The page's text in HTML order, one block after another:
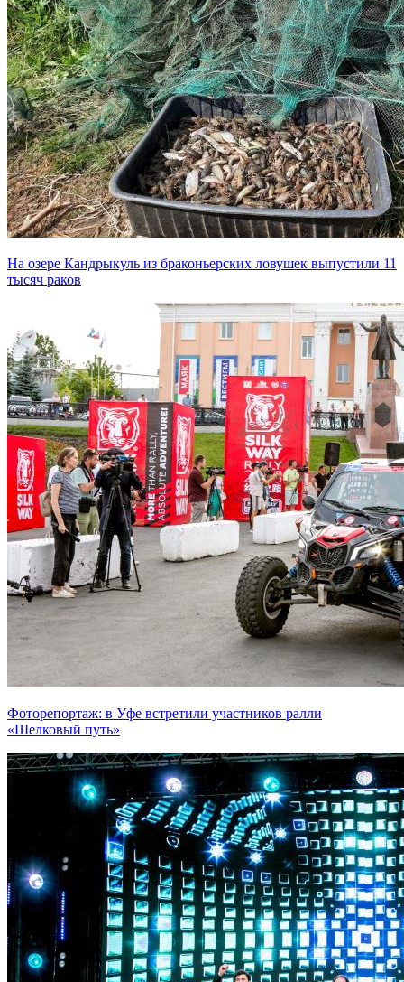
На озере Кандрыкуль из браконьерских ловушек выпустили 11
тысяч раков
Фоторепортаж: в Уфе встретили участников ралли
«Шелковый путь»